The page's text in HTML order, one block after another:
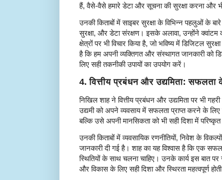
हैं, वैसे-वैसे हमारे डेटा और सूचना की सुरक्षा करना और
उनकी किताबों में साइबर सुरक्षा के विभिन्न पहलुओं के
सुरक्षा, और डेटा संरक्षण। इसके अलावा, उन्होंने
क्षेत्रों पर भी विचार किया है, जो भविष्य में डिजिटल
है कि हम अपनी व्यक्तिगत और संस्थागत जानकारी
लिए सही तकनीकी उपायों का उपयोग करें।
4.वित्तीय प्रबंधन और उद्यमिता: सफलता
निखिल शाह ने वित्तीय प्रबंधन और उद्यमिता पर भी
उद्यमी को अपने व्यवसाय में सफलता प्राप्त करने के लिए
बल्कि उसे अपनी मानसिकता को भी सही दिशा में
उनकी किताबों में व्यवसायिक रणनीतियों, निवेश के
जानकारी दी गई है। शाह का यह विश्वास है कि एक सफल
स्थितियों के साथ चलना चाहिए। उनके कार्य इस बात
और विकास के लिए सही दिशा और स्थिरता महत्वपूर्ण